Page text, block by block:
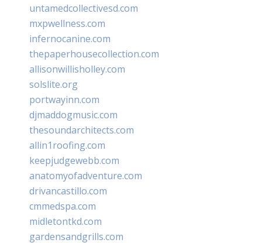
untamedcollectivesd.com
mxpwellness.com
infernocanine.com
thepaperhousecollection.com
allisonwillisholley.com
solslite.org
portwayinn.com
djmaddogmusic.com
thesoundarchitects.com
allin1roofing.com
keepjudgewebb.com
anatomyofadventure.com
drivancastillo.com
cmmedspa.com
midletontkd.com
gardensandgrills.com